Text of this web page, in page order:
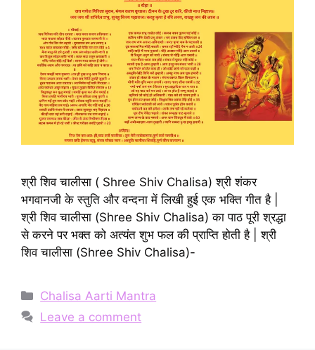
श्री शिव चालीसा ( Shree Shiv Chalisa) श्री शंकर
भगवानजी के स्तुति और वन्दना में लिखी हुई एक भक्ति गीत है |
श्री शिव चालीसा (Shree Shiv Chalisa) का पाठ पूरी श्रद्धा
से करने पर भक्त को अत्यंत शुभ फल की प्राप्ति होती है | श्री
शिव चालीसा (Shree Shiv Chalisa)-
Categories
Chalisa Aarti Mantra
Leave a comment